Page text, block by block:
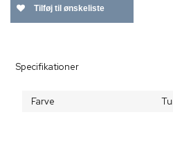
Tilføj til ønskeliste
Specifikationer
Farve